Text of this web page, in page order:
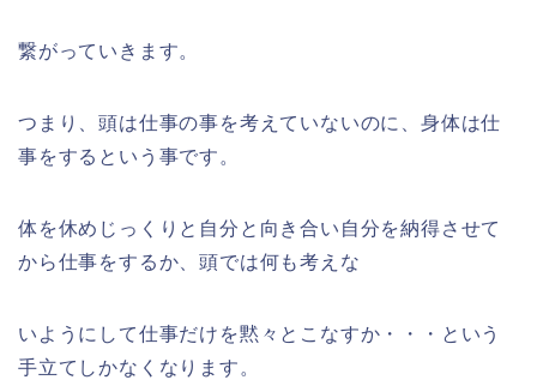
繋がっていきます。
つまり、頭は仕事の事を考えていないのに、身体は仕
事をするという事です。
体を休めじっくりと自分と向き合い自分を納得させて
から仕事をするか、頭では何も考えな
いようにして仕事だけを黙々とこなすか・・・という
手立てしかなくなります。